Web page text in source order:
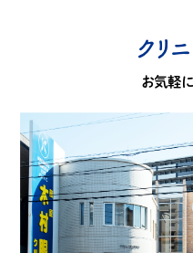
クリ
お気軽